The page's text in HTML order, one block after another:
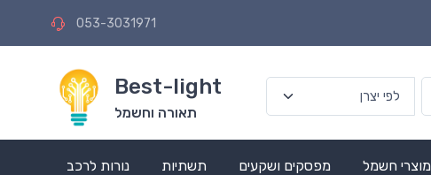
053-3031971
Best-light
תאורה וחשמל
מוצרי חשמל מפסקים ושקעים תשתיות נורות לרכב